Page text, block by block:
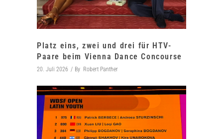
Platz eins, zwei und drei für HTV-
Paare beim Vienna Dance Concourse
20. Juli 2026 By Robert Panther